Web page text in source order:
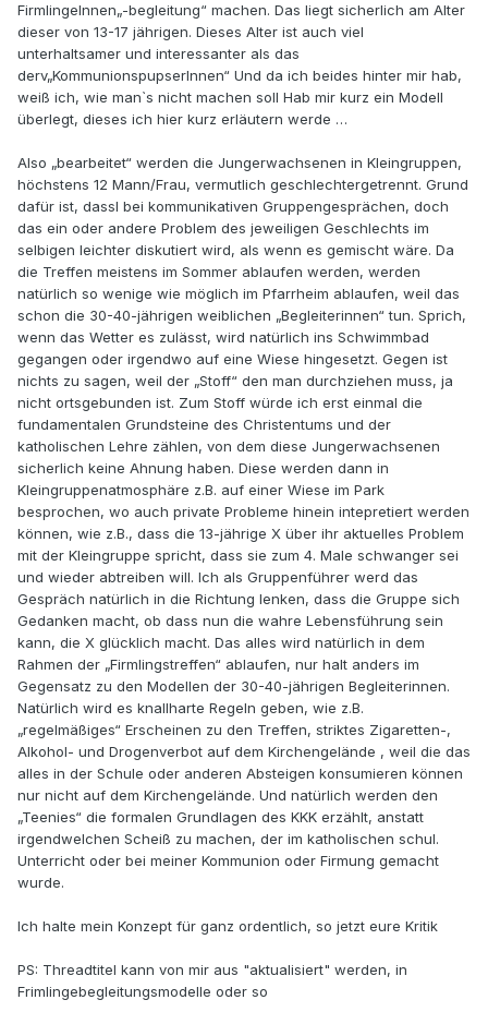
FirmlingeInnen„-begleitung“ machen. Das liegt sicherlich am Alter
dieser von 13-17 jährigen. Dieses Alter ist auch viel
unterhaltsamer und interessanter als das
derv„KommunionspupserInnen“ Und da ich beides hinter mir hab,
weiß ich, wie man`s nicht machen soll Hab mir kurz ein Modell
überlegt, dieses ich hier kurz erläutern werde …
Also „bearbeitet“ werden die Jungerwachsenen in Kleingruppen,
höchstens 12 Mann/Frau, vermutlich geschlechtergetrennt. Grund
dafür ist, dassl bei kommunikativen Gruppengesprächen, doch
das ein oder andere Problem des jeweiligen Geschlechts im
selbigen leichter diskutiert wird, als wenn es gemischt wäre. Da
die Treffen meistens im Sommer ablaufen werden, werden
natürlich so wenige wie möglich im Pfarrheim ablaufen, weil das
schon die 30-40-jährigen weiblichen „Begleiterinnen“ tun. Sprich,
wenn das Wetter es zulässt, wird natürlich ins Schwimmbad
gegangen oder irgendwo auf eine Wiese hingesetzt. Gegen ist
nichts zu sagen, weil der „Stoff“ den man durchziehen muss, ja
nicht ortsgebunden ist. Zum Stoff würde ich erst einmal die
fundamentalen Grundsteine des Christentums und der
katholischen Lehre zählen, von dem diese Jungerwachsenen
sicherlich keine Ahnung haben. Diese werden dann in
Kleingruppenatmosphäre z.B. auf einer Wiese im Park
besprochen, wo auch private Probleme hinein intepretiert werden
können, wie z.B., dass die 13-jährige X über ihr aktuelles Problem
mit der Kleingruppe spricht, dass sie zum 4. Male schwanger sei
und wieder abtreiben will. Ich als Gruppenführer werd das
Gespräch natürlich in die Richtung lenken, dass die Gruppe sich
Gedanken macht, ob dass nun die wahre Lebensführung sein
kann, die X glücklich macht. Das alles wird natürlich in dem
Rahmen der „Firmlingstreffen“ ablaufen, nur halt anders im
Gegensatz zu den Modellen der 30-40-jährigen Begleiterinnen.
Natürlich wird es knallharte Regeln geben, wie z.B.
„regelmäßiges“ Erscheinen zu den Treffen, striktes Zigaretten-,
Alkohol- und Drogenverbot auf dem Kirchengelände , weil die das
alles in der Schule oder anderen Absteigen konsumieren können
nur nicht auf dem Kirchengelände. Und natürlich werden den
„Teenies“ die formalen Grundlagen des KKK erzählt, anstatt
irgendwelchen Scheiß zu machen, der im katholischen schul.
Unterricht oder bei meiner Kommunion oder Firmung gemacht
wurde.
Ich halte mein Konzept für ganz ordentlich, so jetzt eure Kritik
PS: Threadtitel kann von mir aus "aktualisiert" werden, in
Frimlingebegleitungsmodelle oder so